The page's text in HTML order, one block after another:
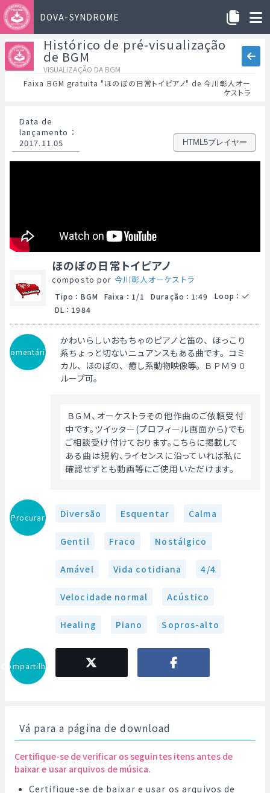
DOVA-SYNDROME
Histórico de pré-visualização
de BGM
VISUALIZAÇÃO DA BGM
Faixa BGM gratuita "ほのぼの日常トイピアノ" de 今川彰人オー
ケストラ
Data de
lançamento ：
2017.11.05
HTML5プレイヤー
ほのぼの日常トイピアノ
composto por 今川彰人オーケストラ
Tipo ： BGM Faixa ： 1/1 Duração ： 1:49 Loop ：
DL ： 1984
Comentário
かわいらしいおもちゃのピアノと笛の、ほっこり
系ちょっと切ないニュアンスもある曲です。コミ
カル、ほのぼの、癒し系動物映像等。ＢＰＭ９０
ループ可。
中です。ツイッター(プロフィール画面から)でも
ご相談受け付けております。こちらに掲載して
ある曲は規約、ライセンスに沿っていれば私に
確認せずとも動画等にご使用いただけます。
Procurar Diversão Esquentar Calma
Gentil Fraco Nostálgico
Amável Vida cotidiana 4/4
Velocidade normal Acústico
Healing Piano Sopros-alto
Compartilhar
Vá para a página de download
Certifique-se de verificar os seguintes itens antes de
baixar e usar arquivos de música.
Certifique-se de baixar e usar os arquivos de